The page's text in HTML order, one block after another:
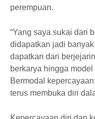
perempuan.
“Yang saya sukai dari
didapatkan jadi
dapatkan dari
berkarya hingga
Bermodal
terus membuka diri